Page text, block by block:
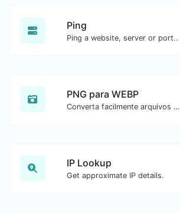
Ping
Ping a website, server or port..
PNG para WEBP
Converta facilmente arquivos de imagem PNG para WEBP.
IP Lookup
Get approximate IP details.